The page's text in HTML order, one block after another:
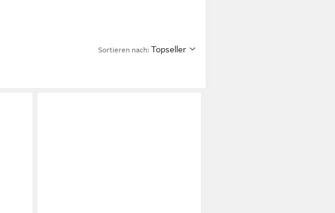
Sortieren nach: Topseller